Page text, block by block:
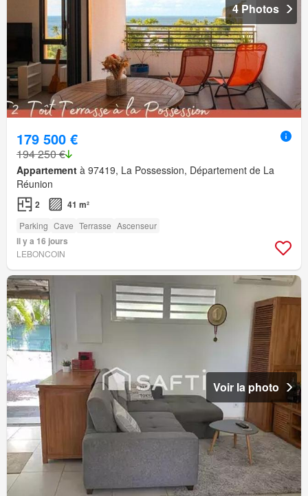
4 Photos
179 500 €
194 250 €
Appartement à 97419, La Possession, Département de La
Réunion
2 41 m²
Parking Cave Terrasse Ascenseur
Il y a 16 jours
LEBONCOIN
Voir la photo